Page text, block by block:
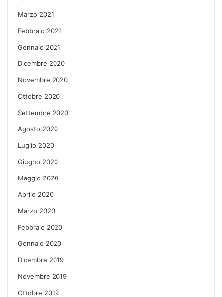
Marzo 2021
Febbraio 2021
Gennaio 2021
Dicembre 2020
Novembre 2020
Ottobre 2020
Settembre 2020
Agosto 2020
Luglio 2020
Giugno 2020
Maggio 2020
Aprile 2020
Marzo 2020
Febbraio 2020
Gennaio 2020
Dicembre 2019
Novembre 2019
Ottobre 2019